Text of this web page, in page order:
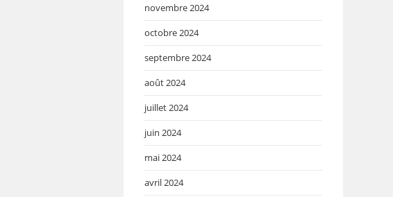
novembre 2024
octobre 2024
septembre 2024
août 2024
juillet 2024
juin 2024
mai 2024
avril 2024